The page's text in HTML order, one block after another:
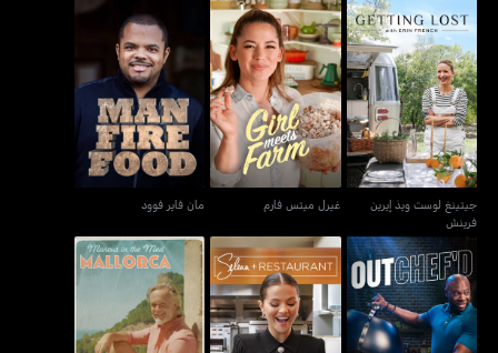
جيتينغ لوست ويذ إيرين
فرينش
جيتينغ لوست ويذ إيرين
فرينش
غيرل ميتس فارم
غيرل ميتس فارم
مان فاير فوود
مان فاير فوود
أوتشيفد سيلينا + ريستورانت ماركوس إن ذا ميد: مايوركا